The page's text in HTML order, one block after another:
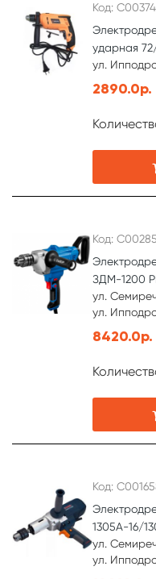
Код:
ударная
ул.
2890.0р.
Код:
ЗДМ-1200
ул.
ул.
8420.0р.
Код:
1305A-16/
ул.
ул.